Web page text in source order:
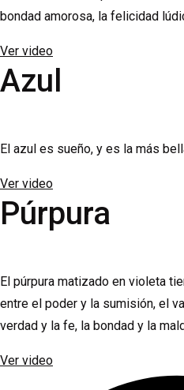
bondad amorosa, la felicidad
Ver video
Azul
El azul es sueño, y es la más
Ver video
Púrpura
El púrpura matizado en violeta
entre el poder y la sumisión, el
verdad y la fe, la bondad y la
Ver video